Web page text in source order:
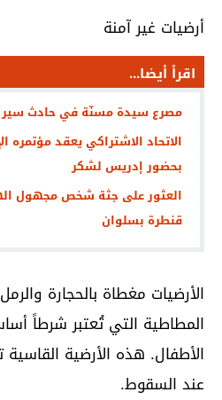
أرضيات غير آمنة
اقرأ أيضا...
مصرع سيدة مسنّة في حادث سير
الاتحاد الاشتراكي يعقد مؤتمره
بحضور إدريس لشكر
العثور على جثة شخص مجهول
قنطرة بسلوان
الأرضيات مغطاة بالحجارة
المطاطية التي تُعتبر شرطاً
الأطفال. هذه الأرضية
عند السقوط.